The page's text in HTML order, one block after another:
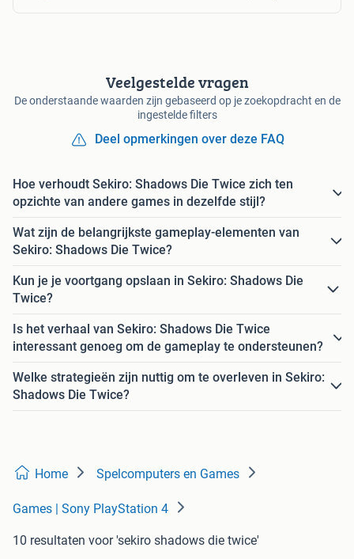
Veelgestelde vragen
De onderstaande waarden zijn gebaseerd op je zoekopdracht en de
ingestelde filters
Deel opmerkingen over deze FAQ
Hoe verhoudt Sekiro: Shadows Die Twice zich ten
opzichte van andere games in dezelfde stijl?
Wat zijn de belangrijkste gameplay-elementen van
Sekiro: Shadows Die Twice?
Kun je je voortgang opslaan in Sekiro: Shadows Die
Twice?
Is het verhaal van Sekiro: Shadows Die Twice
interessant genoeg om de gameplay te ondersteunen?
Welke strategieën zijn nuttig om te overleven in Sekiro:
Shadows Die Twice?
Home Spelcomputers en Games
Games | Sony PlayStation 4
10 resultaten voor 'sekiro shadows die twice'